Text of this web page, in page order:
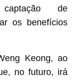
de
os benefícios
Keong, ao
no futuro, irá